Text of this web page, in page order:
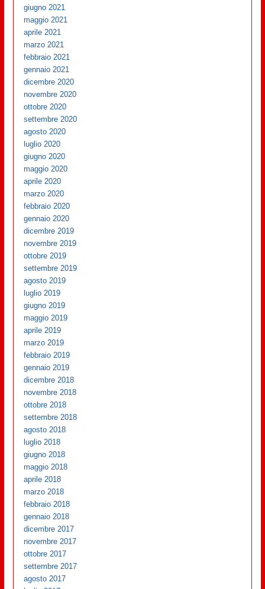
giugno 2021
maggio 2021
aprile 2021
marzo 2021
febbraio 2021
gennaio 2021
dicembre 2020
novembre 2020
ottobre 2020
settembre 2020
agosto 2020
luglio 2020
giugno 2020
maggio 2020
aprile 2020
marzo 2020
febbraio 2020
gennaio 2020
dicembre 2019
novembre 2019
ottobre 2019
settembre 2019
agosto 2019
luglio 2019
giugno 2019
maggio 2019
aprile 2019
marzo 2019
febbraio 2019
gennaio 2019
dicembre 2018
novembre 2018
ottobre 2018
settembre 2018
agosto 2018
luglio 2018
giugno 2018
maggio 2018
aprile 2018
marzo 2018
febbraio 2018
gennaio 2018
dicembre 2017
novembre 2017
ottobre 2017
settembre 2017
agosto 2017